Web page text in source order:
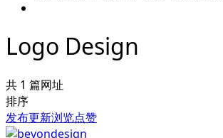
Logo Design
共 1 篇网址
排序
发布更新浏览点赞